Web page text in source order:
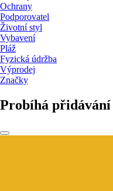
Ochrany
Podporovatel
Životní styl
Vybavení
Pláž
Fyzická údržba
Výprodej
Značky
Probíhá přidávání